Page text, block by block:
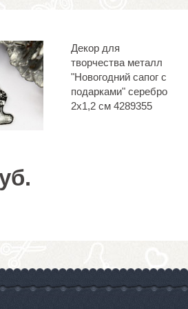
Декор для
творчества металл
"Новогодний сапог с
подарками" серебро
2х1,2 см 4289355